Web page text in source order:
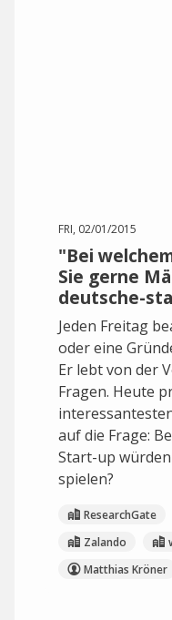
FRI, 02/01/2015
"Bei
Sie gerne
deutsche-
Jeden Freitag
oder eine
Er lebt von der
Fragen. Heute
auf die Frage:
Start-up
spielen?
ResearchGate
Zalando
Matthias Kröner